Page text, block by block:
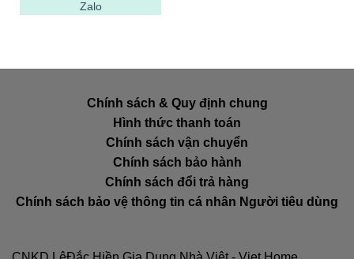
Zalo
Chính sách & Quy định chung
Hình thức thanh toán
Chính sách vận chuyển
Chính sách bảo hành
Chính sách đổi trả hàng
Chính sách bảo vệ thông tin cá nhân Người tiêu dùng